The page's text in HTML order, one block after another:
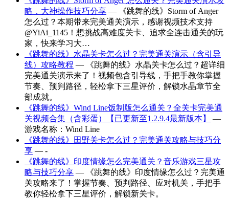
略，大神操作技巧分享 — 《跳舞的线》Storm of Anger
怎么过？本期带来完美通关演示，感谢视频技术支持
@YiAi_1145！想挑战高难度关卡、追求全连击通关的玩
家，快来学习大…
《跳舞的线》水晶关卡怎么过？完美通关演示（含引导
线）攻略教程 — 《跳舞的线》水晶关卡怎么过？超详细
完美通关演示来了！视频包含引导线，手把手教你掌握
节奏、预判路径，轻松拿下三星评价，解锁水晶章节全
部成就。
《跳舞的线》Wind Line饭制版怎么通关？全关卡完美通
关视频合集（含彩蛋）【已更新至1.2.9.4最新版本】
—
游戏名称：Wind Line
《跳舞的线》田野关卡怎么过？完美通关攻略与技巧分
享 — -
《跳舞的线》印度情缘怎么完美通关？音乐游戏三星攻
略与技巧分享 — 《跳舞的线》印度情缘怎么过？完美通
关攻略来了！掌握节奏、预判路径、应对机关，手把手
教你轻松拿下三星评价，解锁新关卡。